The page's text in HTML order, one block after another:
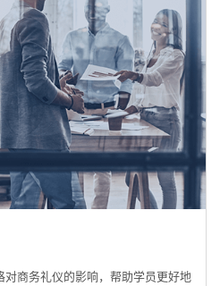
商务礼仪的影响，帮助学员更好地